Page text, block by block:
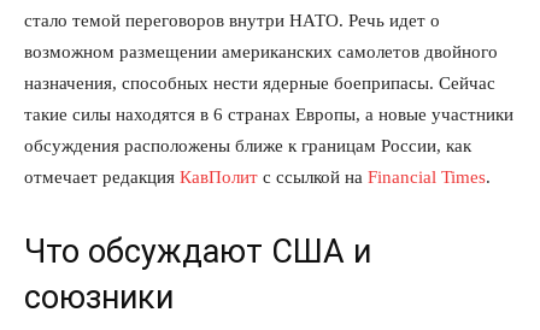
стало темой переговоров внутри НАТО. Речь идет о
возможном размещении американских самолетов двойного
назначения, способных нести ядерные боеприпасы. Сейчас
такие силы находятся в 6 странах Европы, а новые участники
обсуждения расположены ближе к границам России, как
отмечает редакция КавПолит с ссылкой на Financial Times.
Что обсуждают США и
союзники